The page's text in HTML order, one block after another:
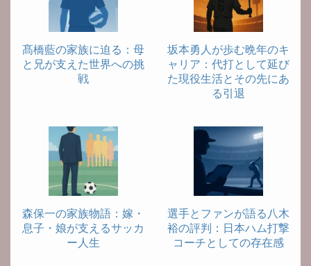
髙橋藍の家族に迫る：母
と兄が支えた世界への挑
戦
坂本勇人が歩む晩年のキ
ャリア：代打として延び
た現役生活とその先にあ
る引退
森保一の家族物語：嫁・
息子・娘が支えるサッカ
ー人生
選手とファンが語る八木
裕の評判：日本ハム打撃
コーチとしての存在感